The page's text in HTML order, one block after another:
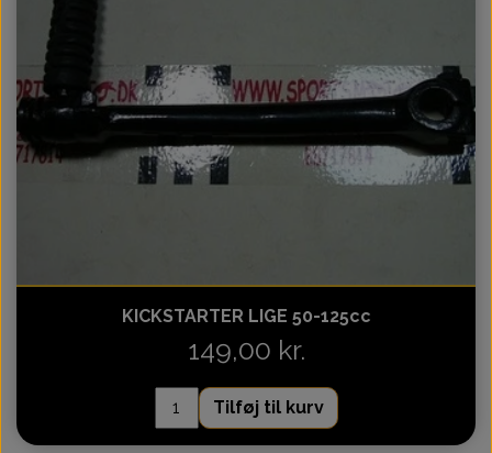
Variator
KICKSTARTER LIGE 50-125cc
149,00 kr.
Tilføj til kurv